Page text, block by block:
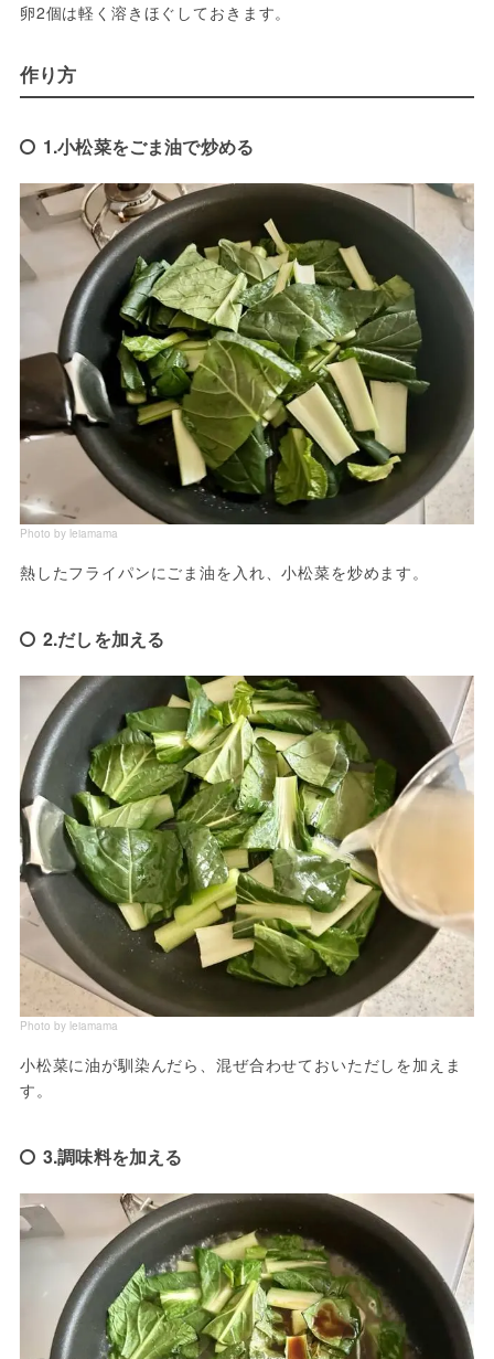
卵2個は軽く溶きほぐしておきます。
作り方
1.小松菜をごま油で炒める
Photo by leiamama
熱したフライパンにごま油を入れ、小松菜を炒めます。
2.だしを加える
Photo by leiamama
小松菜に油が馴染んだら、混ぜ合わせておいただしを加えま
す。
3.調味料を加える